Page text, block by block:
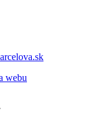
webu